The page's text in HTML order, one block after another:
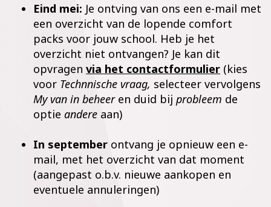
Eind mei: Je ontving van ons een e-mail met
een overzicht van de lopende comfort
packs voor jouw school. Heb je het
overzicht niet ontvangen? Je kan dit
opvragen via het contactformulier (kies
voor Technnische vraag, selecteer vervolgens
My van in beheer en duid bij probleem de
optie andere aan)
In september ontvang je opnieuw een e-
mail, met het overzicht van dat moment
(aangepast o.b.v. nieuwe aankopen en
eventuele annuleringen)